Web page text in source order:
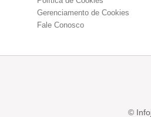
Gerenciamento de Cookies
Fale Conosco
©